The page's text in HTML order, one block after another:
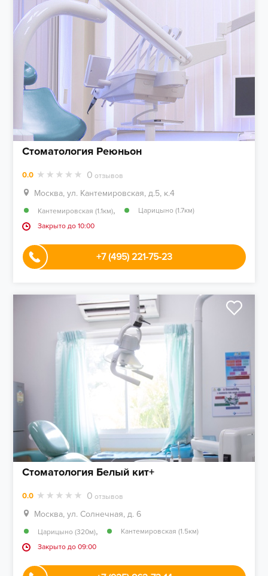
Стоматология Реюньон
0.0 0 отзывов
Москва, ул. Кантемировская, д.5, к.4
Кантемировская (1.1км),
Царицыно (1.7км)
Закрыто до 10:00
+7 (495) 221-75-23
Стоматология Белый кит+
0.0 0 отзывов
Москва, ул. Солнечная, д. 6
Царицыно (320м),
Кантемировская (1.5км)
Закрыто до 09:00